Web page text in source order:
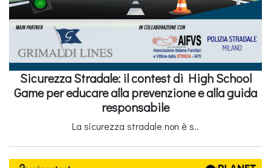
Sicurezza Stradale: il contest di High School
Game per educare alla prevenzione e alla guida
responsabile
La sicurezza stradale non è s..